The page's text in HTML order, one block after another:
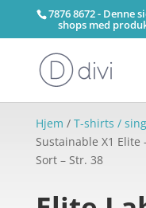
7876 8672 - Denne
shops med
Hjem / T-shirts /
Sustainable X1
Sort – Str. 38